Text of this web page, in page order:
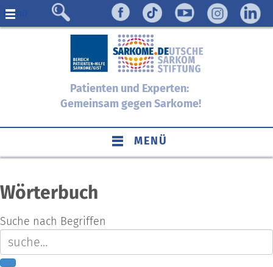
Menü
Patienten und Experten:
Gemeinsam gegen Sarkome!
MENÜ
Wörterbuch
Suche nach Begriffen